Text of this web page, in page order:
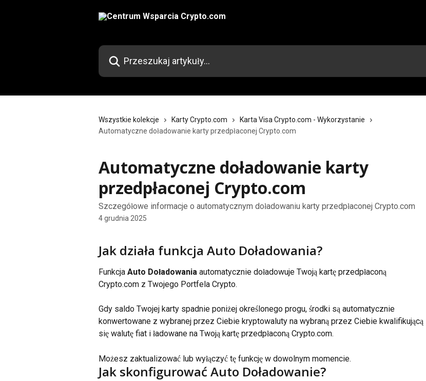
Przeszukaj artykuły...
Wszystkie kolekcje Karty Crypto.com
Karta Visa Crypto.com - Wykorzystanie
Automatyczne doładowanie karty przedpłaconej Crypto.com
Automatyczne doładowanie karty
przedpłaconej Crypto.com
Szczegółowe informacje o automatycznym doładowaniu karty przedpłaconej Crypto.com
4 grudnia 2025
Jak działa funkcja Auto Doładowania?
Funkcja Auto Doładowania automatycznie doładowuje Twoją kartę przedpłaconą
Crypto.com z Twojego Portfela Crypto.
Gdy saldo Twojej karty spadnie poniżej określonego progu, środki są automatycznie
konwertowane z wybranej przez Ciebie kryptowaluty na wybraną przez Ciebie kwalifikującą
się walutę fiat i ładowane na Twoją kartę przedpłaconą Crypto.com.
Możesz zaktualizować lub wyłączyć tę funkcję w dowolnym momencie.
Jak skonfigurować Auto Doładowanie?